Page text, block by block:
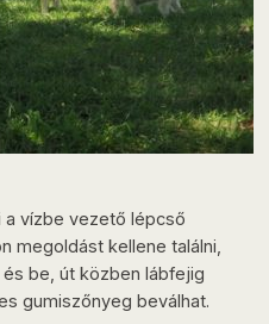
a vízbe vezető lépcső
megoldást kellene találni,
be, út közben lábfejig
gumiszőnyeg beválhat.